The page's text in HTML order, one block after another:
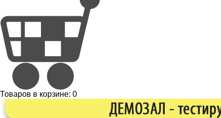
Товаров в корзине: 0